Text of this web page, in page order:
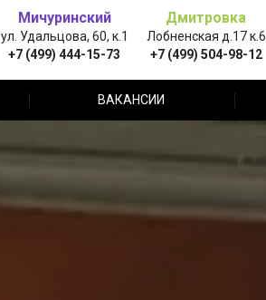
Мичуринский
ул. Удальцова, 60, к.1
+7 (499) 444-15-73
Дмитровка
Лобненская д.17 к.6
+7 (499) 504-98-12
ВАКАНСИИ